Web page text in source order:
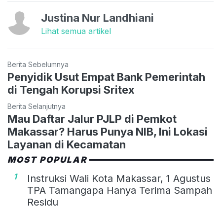
Justina Nur Landhiani
Lihat semua artikel
Berita Sebelumnya
Penyidik Usut Empat Bank Pemerintah
di Tengah Korupsi Sritex
Berita Selanjutnya
Mau Daftar Jalur PJLP di Pemkot
Makassar? Harus Punya NIB, Ini Lokasi
Layanan di Kecamatan
MOST POPULAR
1
Instruksi Wali Kota Makassar, 1 Agustus
TPA Tamangapa Hanya Terima Sampah
Residu